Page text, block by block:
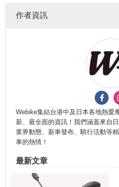
作者資訊
Webike集結台港中及日本各地熱愛
新、最全面的資訊！我們涵蓋來自
業界動態、新車發布、騎行活動等
車的熱情！
最新文章